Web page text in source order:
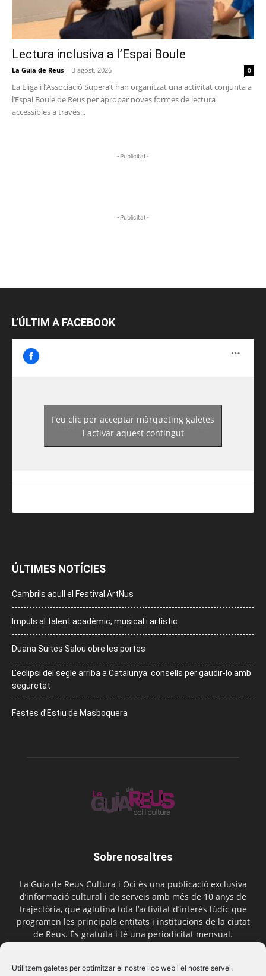
Utilitzem galetes per optimitzar el nostre lloc web i el nostre servei.
Lectura inclusiva a l’Espai Boule
La Guia de Reus - 3 agost, 2026 0
La Lliga i l’Associació Supera’t han organitzat una activitat conjunta a
l’Espai Boule de Reus per apropar noves formes de lectura
accessibles a través...
-Publicitat-
-Publicitat-
L’ÚLTIM A FACEBOOK
https://www.facebook.com/guiadereus/
Feu clic per acceptar màrqueting galetes
i activar aquest contingut
ÚLTIMES NOTÍCIES
Cambrils acull el Festival ArtNus
Impuls al talent acadèmic, musical i artístic
Duana Suites Salou obre les portes
L’eclipsi del segle arriba a Catalunya: consells per gaudir-lo amb
seguretat
Festes d’Estiu de Masboquera
Sobre nosaltres
La Guia de Reus Cultura i Oci és una publicació exclusiva
d’informació cultural i de serveis amb més de 10 anys de
trajectòria, que aglutina tota l’activitat d’interès lúdic que
programen les principals entitats i institucions de la ciutat
de Reus. És gratuïta i té una periodicitat mensual.